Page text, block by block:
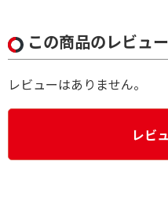
この商品のレビュー
レビューはありません。
レビ